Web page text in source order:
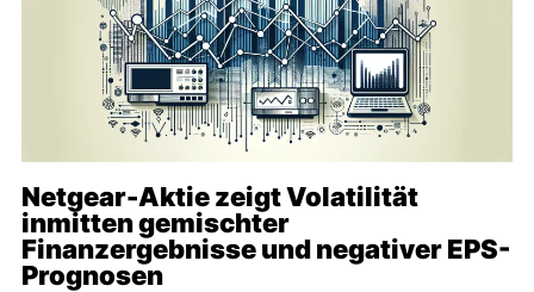
Netgear-Aktie zeigt Volatilität
inmitten gemischter
Finanzergebnisse und negativer EPS-
Prognosen